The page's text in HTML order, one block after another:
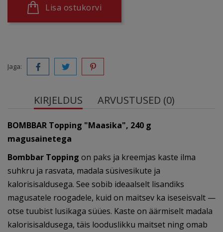
Lisa ostukorvi
Jaga:
KIRJELDUS ARVUSTUSED (0)
BOMBBAR Topping "Maasika", 240 g
magusainetega
Bombbar Topping on paks ja kreemjas kaste ilma
suhkru ja rasvata, madala süsivesikute ja
kalorisisaldusega. See sobib ideaalselt lisandiks
magusatele roogadele, kuid on maitsev ka iseseisvalt —
otse tuubist lusikaga süües. Kaste on äärmiselt madala
kalorisisaldusega, täis looduslikku maitset ning omab